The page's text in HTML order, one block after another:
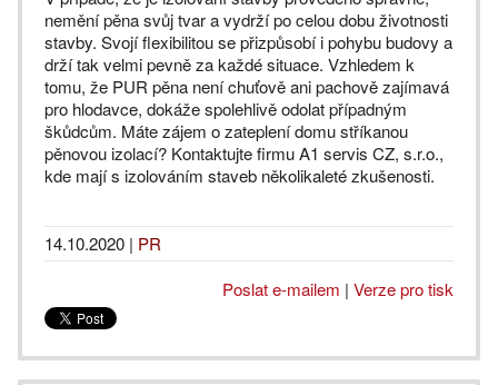
nemění pěna svůj tvar a vydrží po celou dobu životnosti
stavby. Svojí flexibilitou se přizpůsobí i pohybu budovy a
drží tak velmi pevně za každé situace. Vzhledem k
tomu, že PUR pěna není chuťově ani pachově zajímavá
pro hlodavce, dokáže spolehlivě odolat případným
škůdcům. Máte zájem o zateplení domu stříkanou
pěnovou izolací? Kontaktujte firmu A1 servis CZ, s.r.o.,
kde mají s izolováním staveb několikaleté zkušenosti.
14.10.2020 | PR
Poslat e-mailem | Verze pro tisk